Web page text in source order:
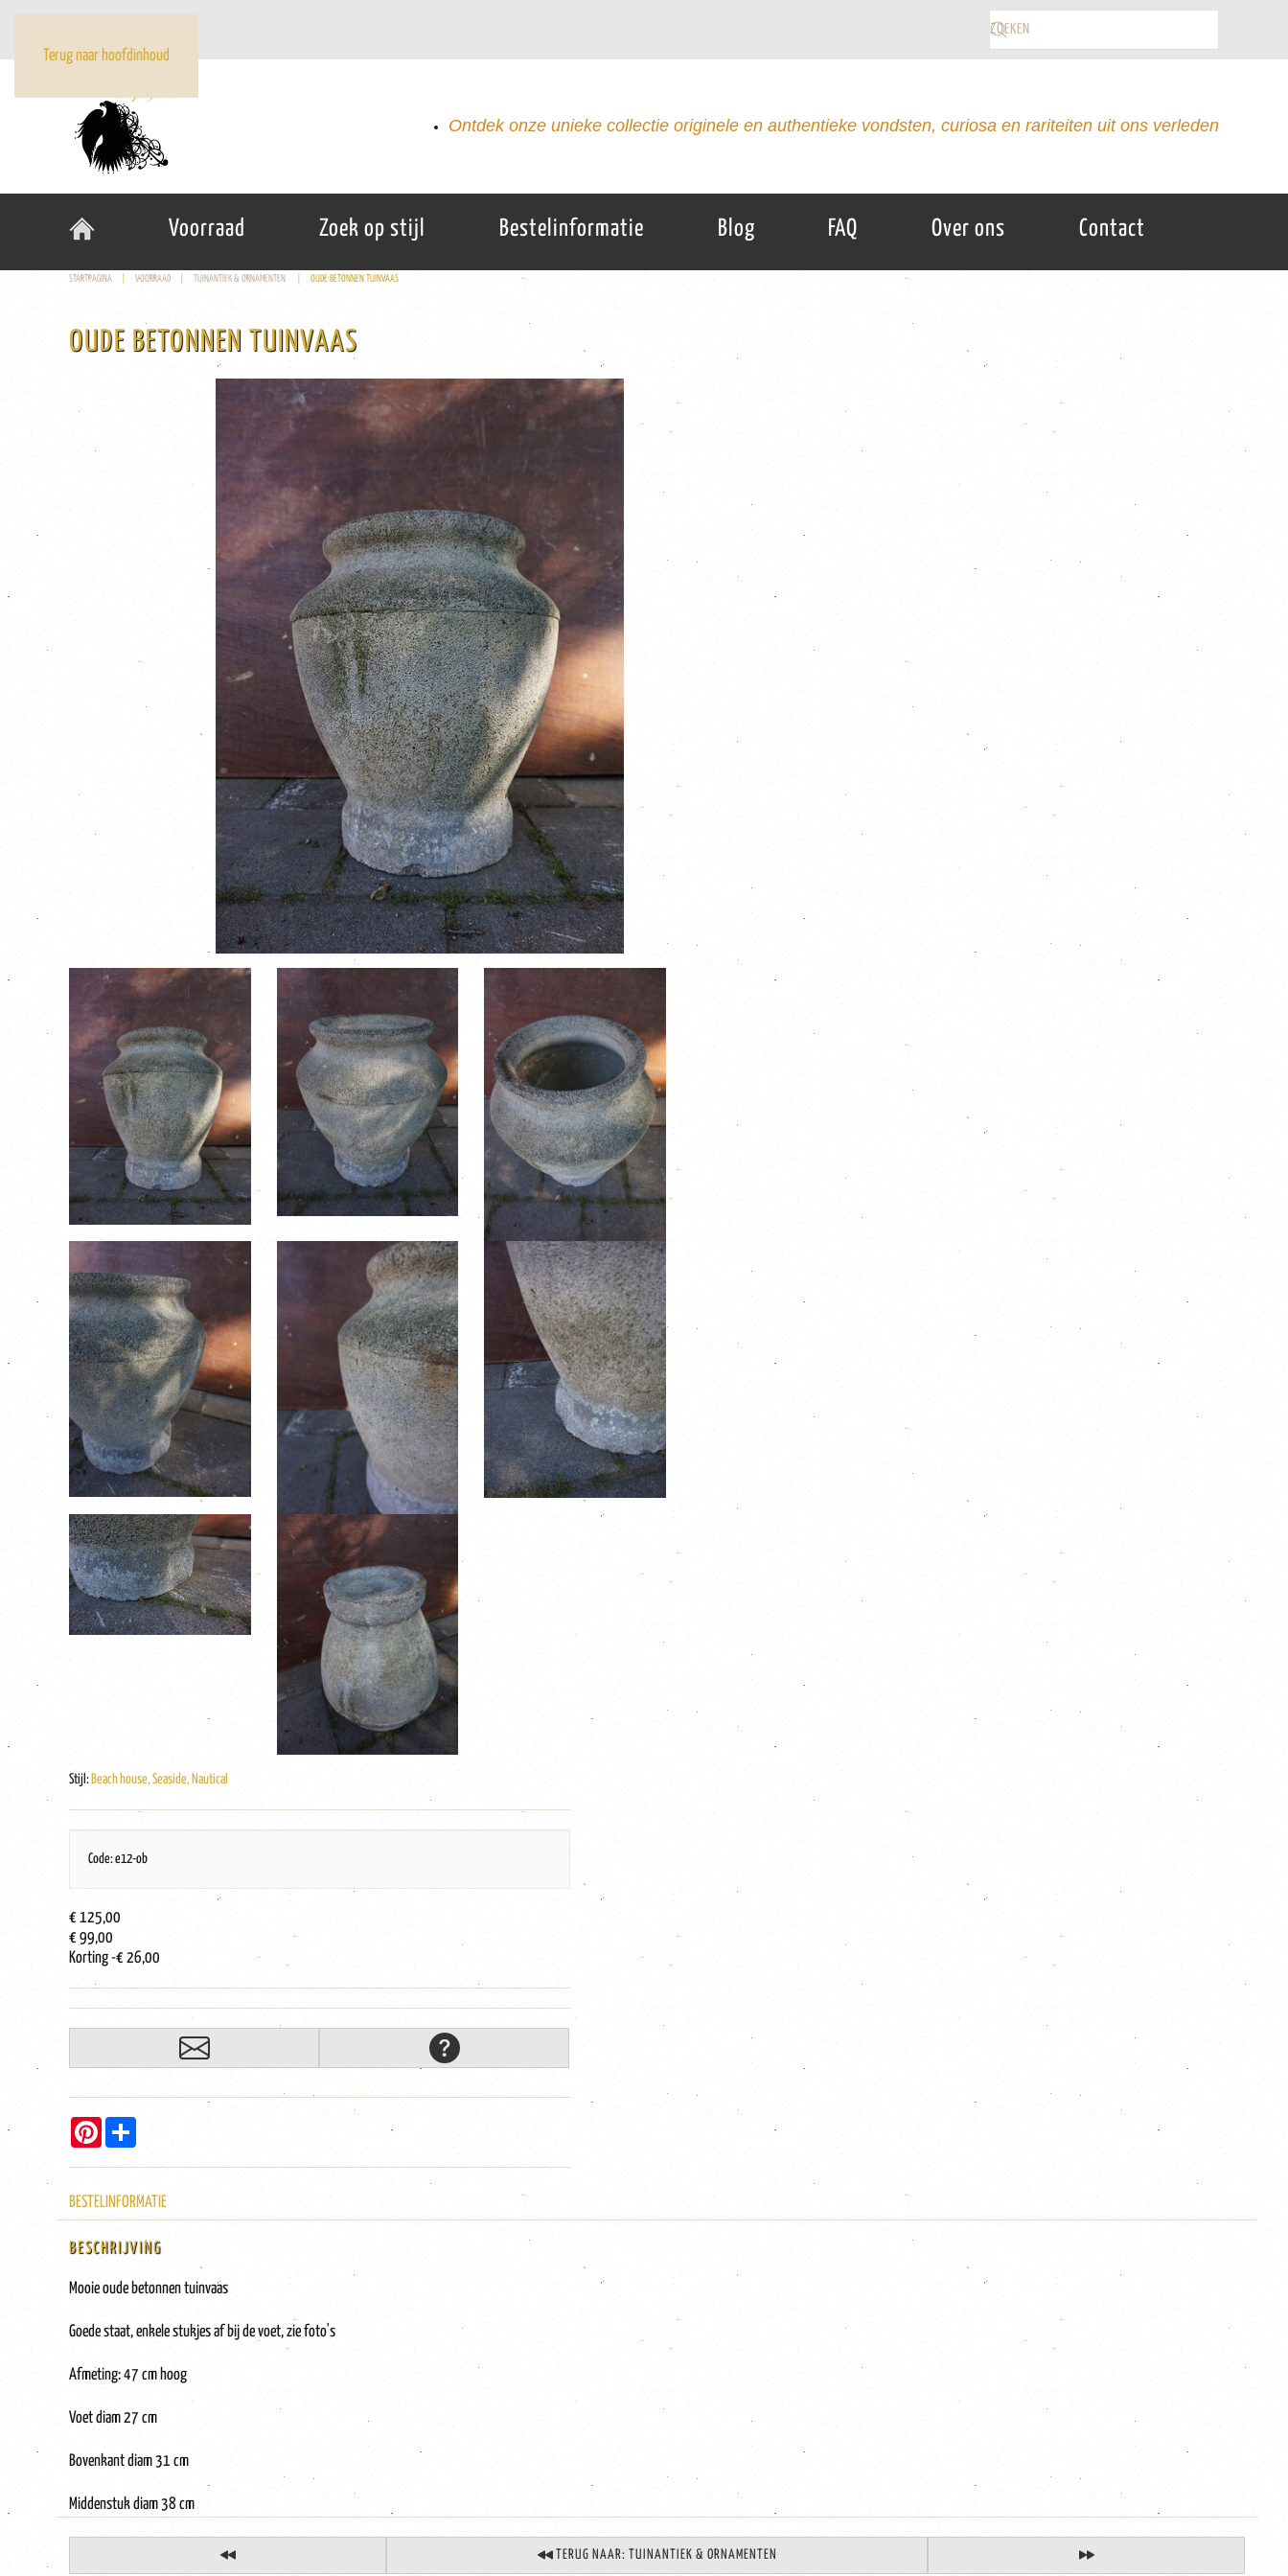
Terug naar hoofdinhoud
Ontdek onze unieke collectie originele en authentieke vondsten, curiosa en rariteiten uit ons verleden
Voorraad Zoek op stijl Bestelinformatie Blog FAQ Over ons Contact
STARTPAGINA VOORRAAD TUINANTIEK & ORNAMENTEN OUDE BETONNEN TUINVAAS
OUDE BETONNEN TUINVAAS
Stijl: Beach house, Seaside, Nautical
Code: e12-ob
€ 125,00
€ 99,00
Korting-€ 26,00
Pinterest
BESTELINFORMATIE
BESCHRIJVING
Mooie oude betonnen tuinvaas
Goede staat, enkele stukjes af bij de voet, zie foto's
Afmeting: 47 cm hoog
Voet diam 27 cm
Bovenkant diam 31 cm
Middenstuk diam 38 cm
TERUG NAAR: TUINANTIEK & ORNAMENTEN